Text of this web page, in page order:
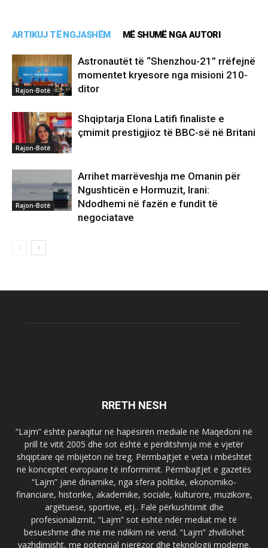
ARTIKUJ TË NGJASHËM MË SHUMË NGA AUTORI
Rajon-Botë
Astronautët të “Shenzhou-21” rrëfejnë
momentet kryesore nga misioni 210-
ditor
Rajon-Botë
Shqiptarja Elona Latifi finaliste e
çmimit prestigjioz të BBC-së në Britani
Rajon-Botë
Arrihet marrëveshja me Omanin për
Ngushticën e Hormuzit, Irani:
Ndodhemi në fazën e fundit të
negociatave
RRETH NESH
“Lajm” është paraqitur në hapësirën mediale në Maqedoni në
prill të vitit 2005 dhe sot është e përditshmja më e vjetër
shqiptare që mbijeton në treg. Përmbajtjet e veta i mbështet
në konceptet evropiane të informimit. Përmbajtjet e gazetës
“Lajm” janë dinamike, nga sfera politike, ekonomiko-
financiare, historike, akademike, sociale, kulturore, muzikore,
argëtuese, sportive, etj.. Falë përkushtimit dhe
profesionalizmit, “Lajm” sot është ndër mediat më të
besueshme dhe më me ndikim në vend. “Lajm” zhvillohet
vazhdimisht, me potencial njerëzor dhe teknologji moderne.